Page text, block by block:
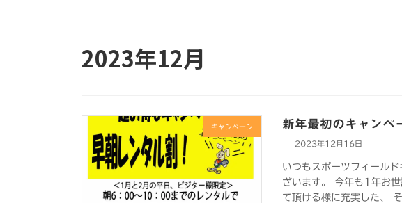
2023年12月
キャンペーン 新年最初のキャンペ
2023年12月16日
いつもスポーツフィール
ざいます。 今年も1年お
て頂ける様に充実した、